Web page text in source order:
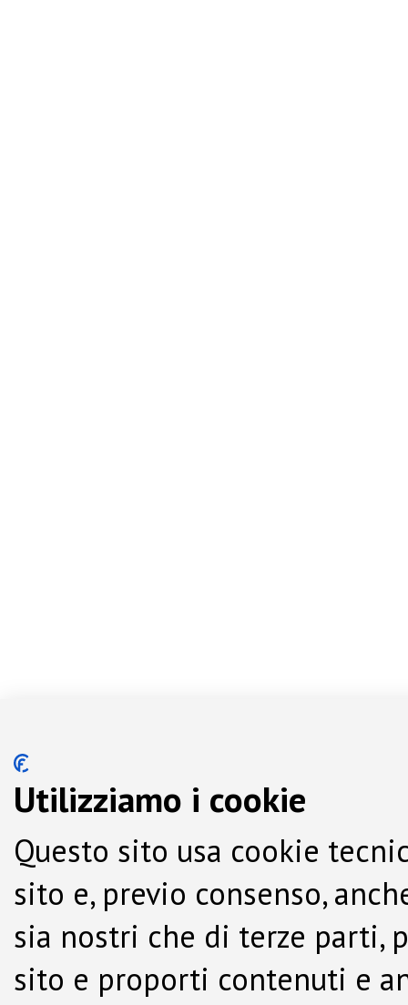
Utilizziamo i cookie
Questo sito usa cookie
sito e, previo consenso,
sia nostri che di terze parti,
sito e proporti contenuti e